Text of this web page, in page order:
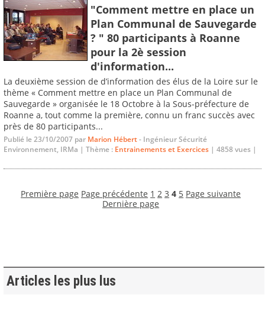
"Comment mettre en place un
Plan Communal de Sauvegarde
? " 80 participants à Roanne
pour la 2è session
d'information...
La deuxième session de d’information des élus de la Loire sur le
thème « Comment mettre en place un Plan Communal de
Sauvegarde » organisée le 18 Octobre à la Sous-préfecture de
Roanne a, tout comme la première, connu un franc succès avec
près de 80 participants...
Publié le 23/10/2007 par Marion Hébert- Ingénieur Sécurité
Environnement, IRMa | Thème : Entrainements et Exercices | 4858 vues |
Première page Page précédente 1 2 3 4 5 Page suivante
Dernière page
Articles les plus lus